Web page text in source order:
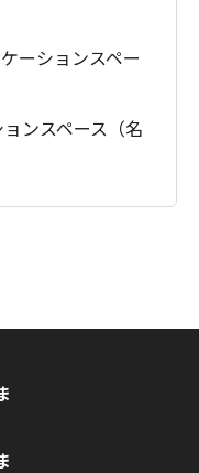
ーションスペー
ンスペース（名